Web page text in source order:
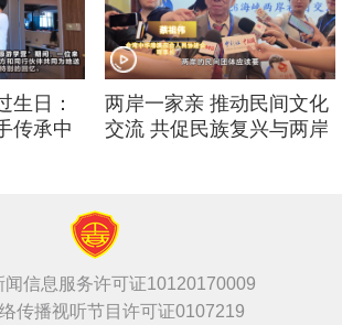
生日：
传承中
两岸一家亲 推动民间文化
交流 共促民族复兴与两岸
闻信息服务许可证10120170009
传播视听节目许可证0107219